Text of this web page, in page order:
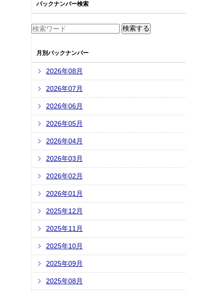
バックナンバー検索
月別バックナンバー
2026年08月
2026年07月
2026年06月
2026年05月
2026年04月
2026年03月
2026年02月
2026年01月
2025年12月
2025年11月
2025年10月
2025年09月
2025年08月